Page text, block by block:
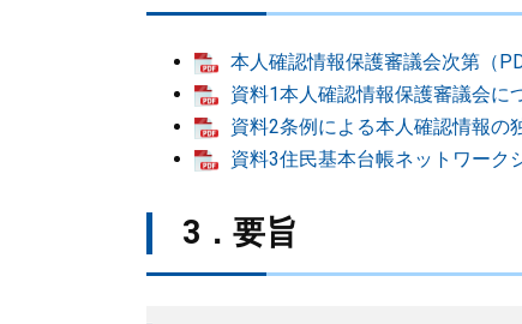
本人確認情報保護審議会次第（
資料1本人確認情報保護審議会に
資料2条例による本人確認情報の
資料3住民基本台帳ネットワーク
3．要旨